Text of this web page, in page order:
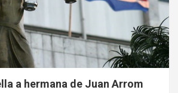
a hermana de Juan Arrom